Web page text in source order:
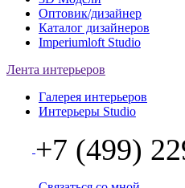
Оптовик/дизайнер
Каталог дизайнеров
Imperiumloft Studio
Лента интерьеров
Галерея интерьеров
Интерьеры Studio
+7 (499)